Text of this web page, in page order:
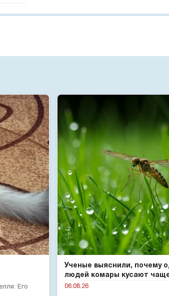
Его
Ученые выяснили, почему
людей комары кусают
06.08.26